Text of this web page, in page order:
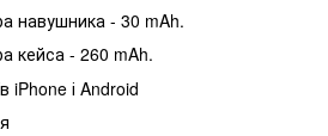
навушника - 30 mAh.
кейса - 260 mAh.
iPhone і Android